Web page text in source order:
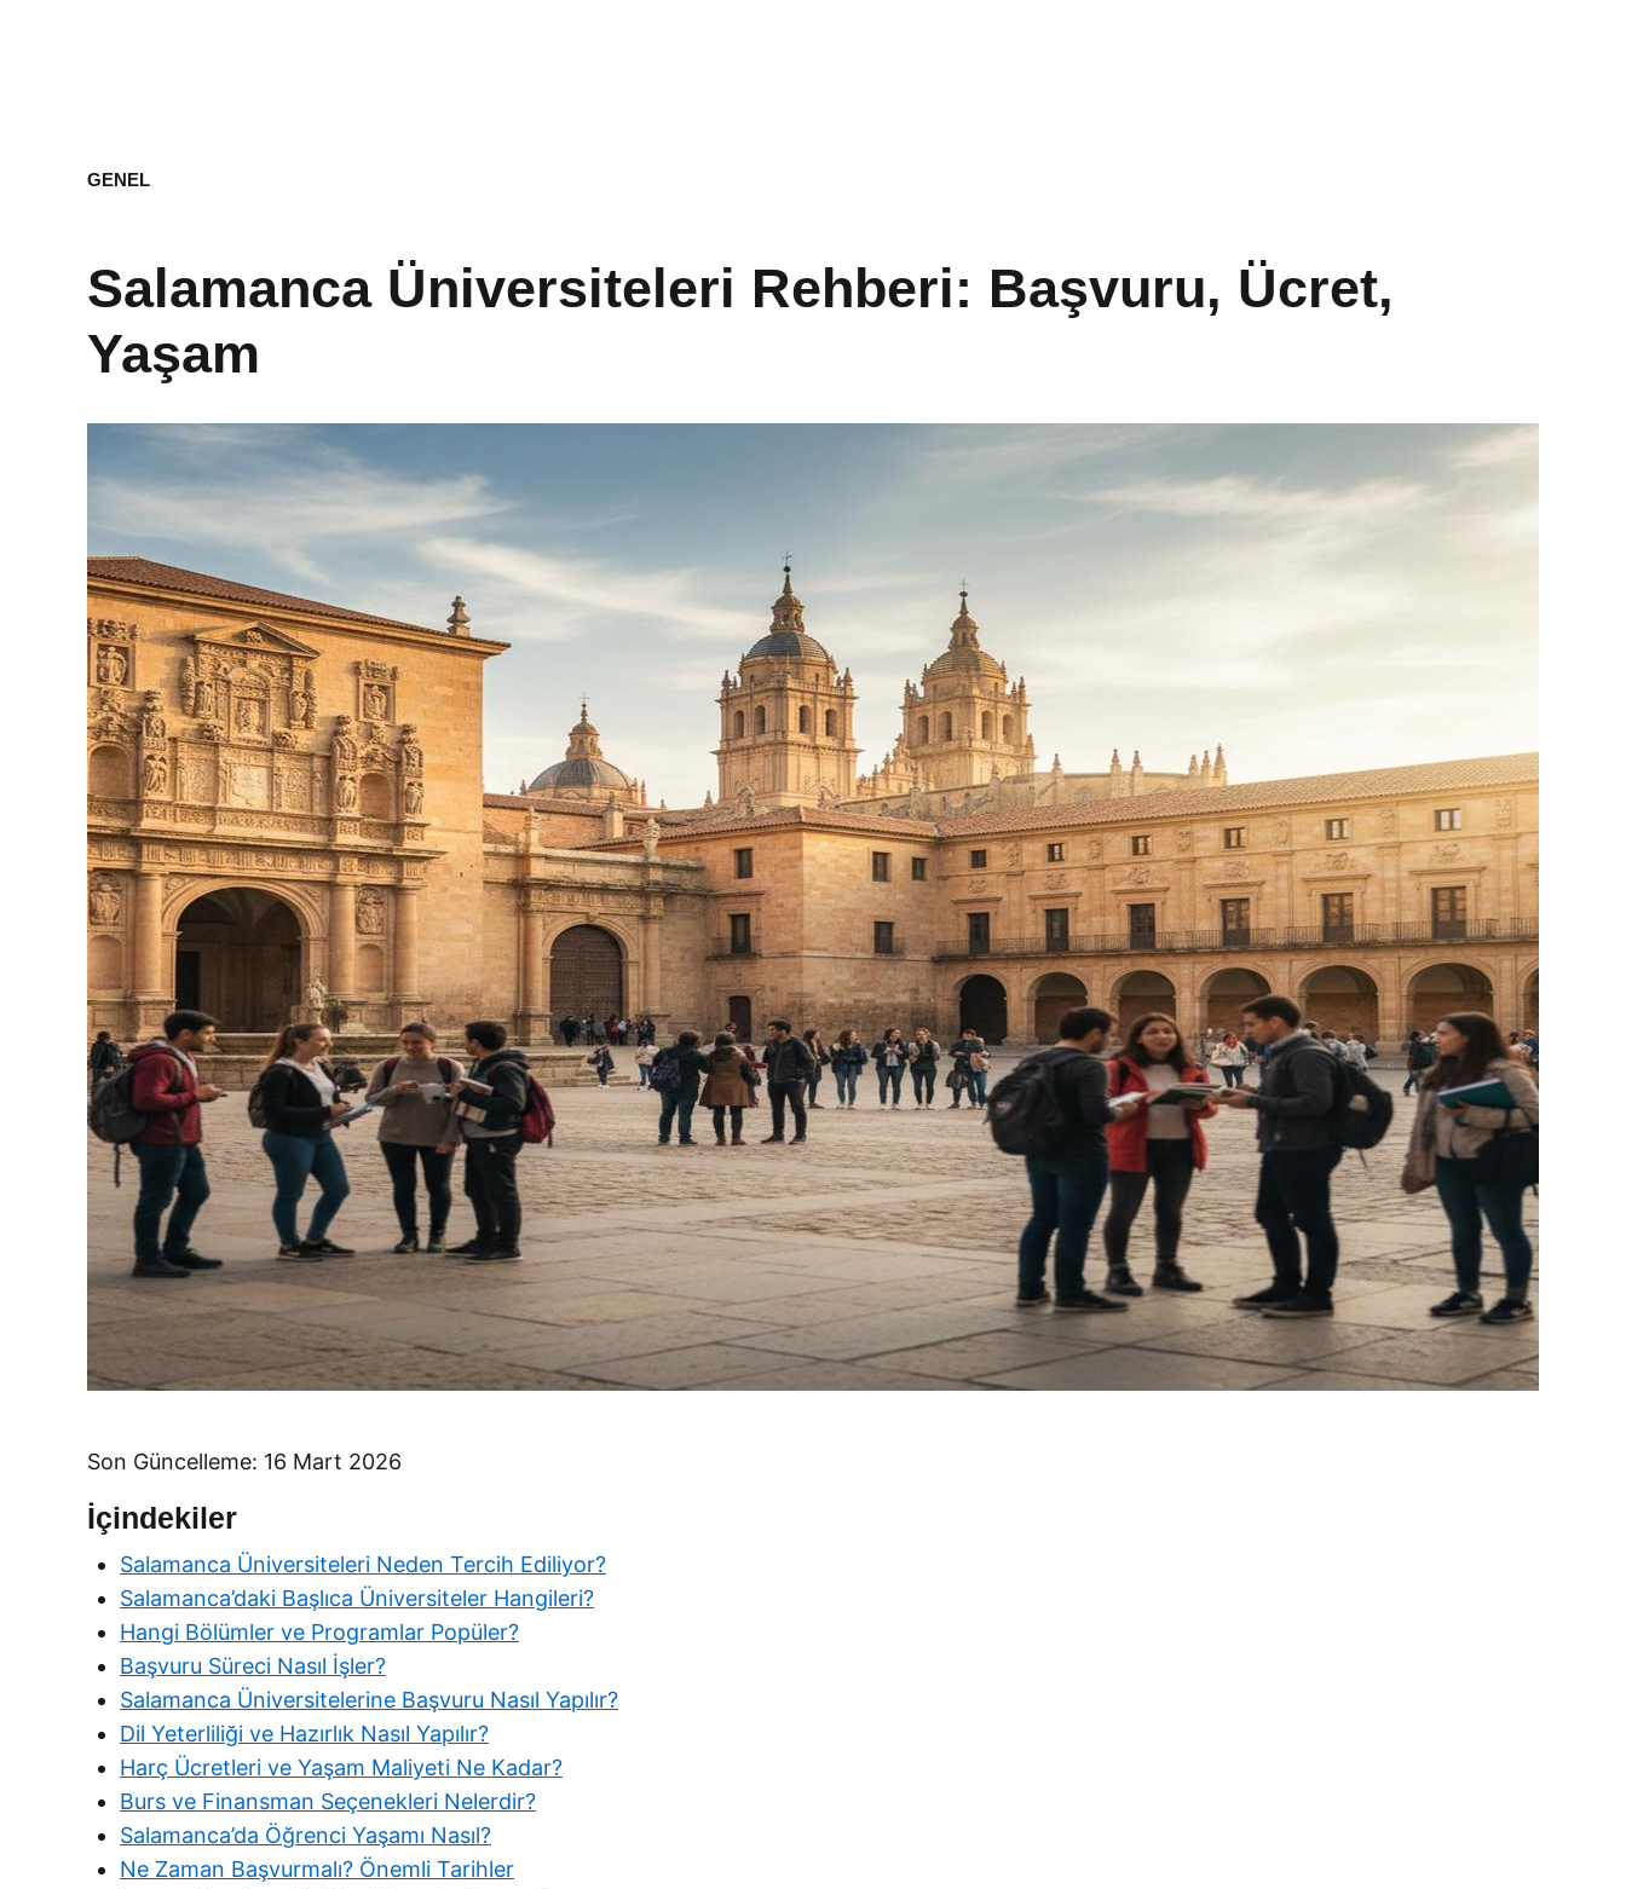
GENEL
Salamanca Üniversiteleri Rehberi: Başvuru, Ücret,
Yaşam
Son Güncelleme: 16 Mart 2026
İçindekiler
Salamanca Üniversiteleri Neden Tercih Ediliyor?
Salamanca’daki Başlıca Üniversiteler Hangileri?
Hangi Bölümler ve Programlar Popüler?
Başvuru Süreci Nasıl İşler?
Salamanca Üniversitelerine Başvuru Nasıl Yapılır?
Dil Yeterliliği ve Hazırlık Nasıl Yapılır?
Harç Ücretleri ve Yaşam Maliyeti Ne Kadar?
Burs ve Finansman Seçenekleri Nelerdir?
Salamanca’da Öğrenci Yaşamı Nasıl?
Ne Zaman Başvurmalı? Önemli Tarihler